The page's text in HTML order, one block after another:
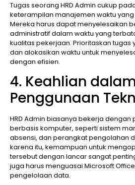
Tugas seorang HRD Admin cukup
keterampilan manajemen waktu
Mereka harus dapat menyelesaikan
administratif dalam waktu yang
kualitas pekerjaan. Prioritaskan tugas
dan alokasikan waktu untuk
dengan efisien.
4. Keahlian
Penggunaan
HRD Admin biasanya bekerja dengan
berbasis komputer, seperti sistem
absensi, dan perangkat pengolahan
karena itu, kemampuan untuk
tersebut dengan lancar sangat
juga harus menguasai Microsoft
pengelolaan data.